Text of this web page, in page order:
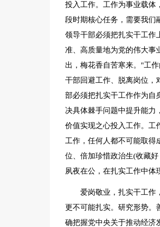
投入工作。工作为事业载体
段时期核心任务，需要我们
领导干部必须把扎实干工作
准、高质量地为党的伟大事
出，梅花香自苦寒来。"工
干部回避工作、脱离岗位，
部必须把扎实干工作作为自
决具体棘手问题中提升能力
价值实现之心投入工作。工
工作，任何人都不可能取得
位、倍加珍惜政治生(收藏
夙夜在公，在扎实工作中体
爱岗敬业，扎实干工作
更不可能扎实。研究形势。
确把握党中央关于推动经济